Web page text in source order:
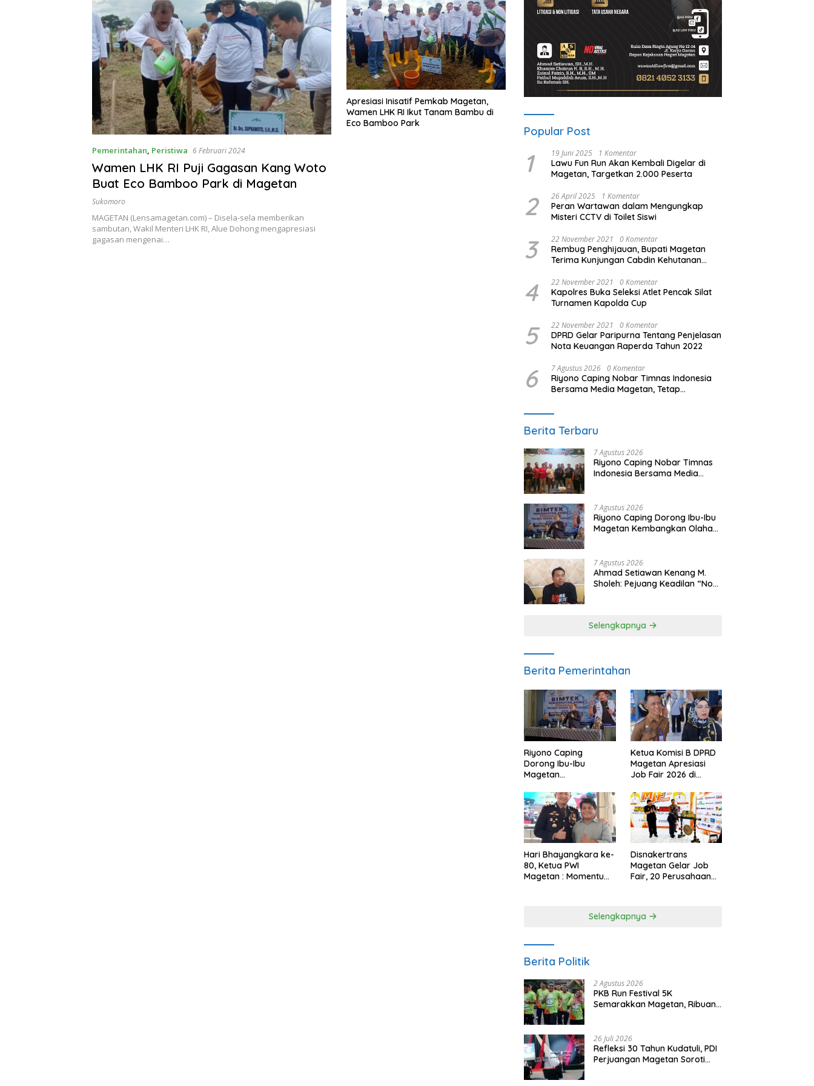
Pemerintahan, Peristiwa 6 Februari 2024
Wamen LHK RI Puji Gagasan Kang Woto
Buat Eco Bamboo Park di Magetan
Sukomoro
MAGETAN (Lensamagetan.com) – Disela-sela memberikan
sambutan, Wakil Menteri LHK RI, Alue Dohong mengapresiasi
gagasan mengenai…
Apresiasi Inisatif Pemkab Magetan,
Wamen LHK RI Ikut Tanam Bambu di
Eco Bamboo Park
Popular Post
1 19 Juni 2025 1 Komentar
Lawu Fun Run Akan Kembali Digelar di
Magetan, Targetkan 2.000 Peserta
2 26 April 2025 1 Komentar
Peran Wartawan dalam Mengungkap
Misteri CCTV di Toilet Siswi
3 22 November 2021 0 Komentar
Rembug Penghijauan, Bupati Magetan
Terima Kunjungan Cabdin Kehutanan
4 22 November 2021 0 Komentar
Kapolres Buka Seleksi Atlet Pencak Silat
Turnamen Kapolda Cup
5 22 November 2021 0 Komentar
DPRD Gelar Paripurna Tentang Penjelasan
Nota Keuangan Raperda Tahun 2022
6 7 Agustus 2026 0 Komentar
Riyono Caping Nobar Timnas Indonesia
Bersama Media Magetan, Tetap
Berita Terbaru
7 Agustus 2026
Riyono Caping Nobar Timnas
Indonesia Bersama Media
7 Agustus 2026
Riyono Caping Dorong Ibu-Ibu
Magetan Kembangkan Olahan
7 Agustus 2026
Ahmad Setiawan Kenang M.
Sholeh: Pejuang Keadilan “No
Selengkapnya
Berita Pemerintahan
Riyono Caping
Dorong Ibu-Ibu
Magetan
Ikan, Perkuat Budaya
Gemar Makan Ikan
Ketua Komisi B DPRD
Magetan Apresiasi
Job Fair 2026 di
Anggaran
Hari Bhayangkara ke-
80, Ketua PWI
Magetan : Momentum
Disnakertrans
Magetan Gelar Job
Fair, 20 Perusahaan
Selengkapnya
Berita Politik
2 Agustus 2026
PKB Run Festival 5K
Semarakkan Magetan, Ribuan
26 Juli 2026
Refleksi 30 Tahun Kudatuli, PDI
Perjuangan Magetan Soroti